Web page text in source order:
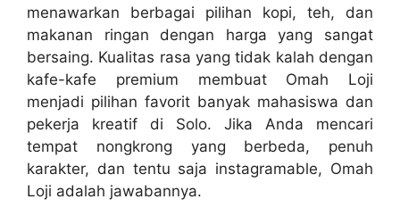
menawarkan berbagai pilihan kopi, teh, dan
makanan ringan dengan harga yang sangat
bersaing. Kualitas rasa yang tidak kalah dengan
kafe-kafe premium membuat Omah Loji
menjadi pilihan favorit banyak mahasiswa dan
pekerja kreatif di Solo. Jika Anda mencari
tempat nongkrong yang berbeda, penuh
karakter, dan tentu saja instagramable, Omah
Loji adalah jawabannya.